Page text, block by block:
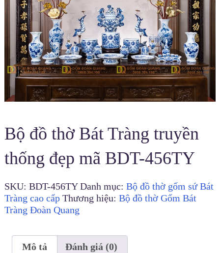
Bộ đồ thờ Bát Tràng truyền
thống đẹp mã BDT-456TY
SKU: BDT-456TY Danh mục: Bộ đồ thờ gốm sứ Bát
Tràng cao cấp Thương hiệu: Bộ đồ thờ Gốm Bát
Tràng Đoàn Quang
Mô tả Đánh giá (0)